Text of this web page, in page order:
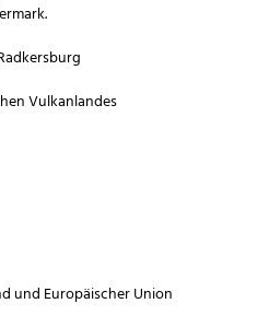
Vulkanlandes
und Europäischer Union